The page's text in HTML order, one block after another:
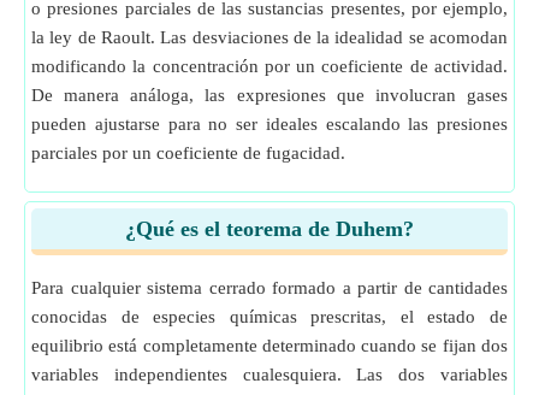
o presiones parciales de las sustancias presentes, por ejemplo,
la ley de Raoult. Las desviaciones de la idealidad se acomodan
modificando la concentración por un coeficiente de actividad.
De manera análoga, las expresiones que involucran gases
pueden ajustarse para no ser ideales escalando las presiones
parciales por un coeficiente de fugacidad.
¿Qué es el teorema de Duhem?
Para cualquier sistema cerrado formado a partir de cantidades
conocidas de especies químicas prescritas, el estado de
equilibrio está completamente determinado cuando se fijan dos
variables independientes cualesquiera. Las dos variables